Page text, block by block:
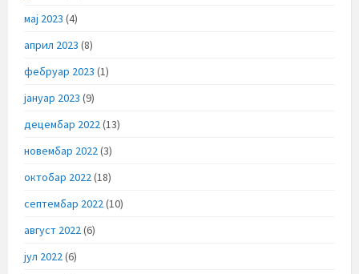
мај 2023 (4)
април 2023 (8)
фебруар 2023 (1)
јануар 2023 (9)
децембар 2022(13)
новембар 2022(3)
октобар 2022(18)
септембар 2022(10)
август 2022(6)
јул 2022(6)